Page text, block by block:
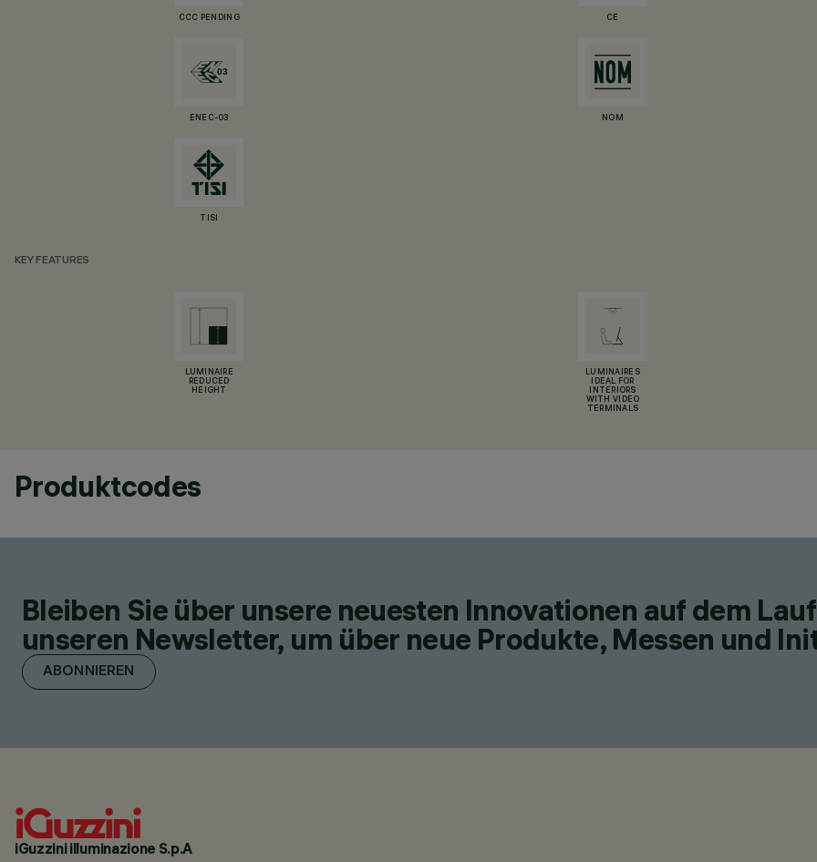
CCC PENDING CE
ENEC-03 NOM
TISI
KEY FEATURES
LUMINAIRE
REDUCED
HEIGHT
LUMINAIRES
IDEAL FOR
INTERIORS
WITH VIDEO
TERMINALS
Produktcodes
Bleiben Sie über unsere neuesten Innovationen auf dem
unseren Newsletter, um über neue Produkte, Messen und
ABONNIEREN
iGuzzini illuminazione S.p.A